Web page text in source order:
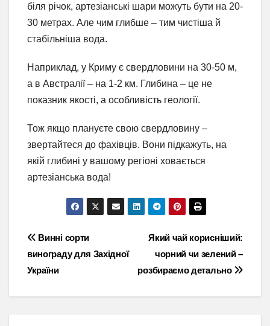
біля річок, артезіанські шари можуть бути на 20-
30 метрах. Але чим глибше – тим чистіша й
стабільніша вода.
Наприклад, у Криму є свердловини на 30-50 м,
а в Австралії – на 1-2 км. Глибина – це не
показник якості, а особливість геології.
Тож якщо плануєте свою свердловину –
звертайтеся до фахівців. Вони підкажуть, на
якій глибині у вашому регіоні ховається
артезіанська вода!
Навігація
записів
Який чай корисніший:
чорний чи зелений –
розбираємо детально
Винні сорти
винограду для Західної
України